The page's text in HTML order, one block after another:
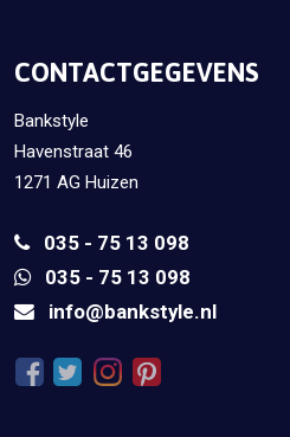
CONTACTGEGEVENS
Bankstyle
Havenstraat 46
1271 AG Huizen
035 - 75 13 098
035 - 75 13 098
info@bankstyle.nl